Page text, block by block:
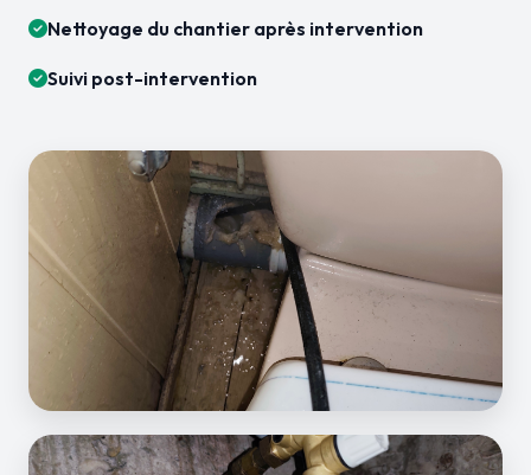
Nettoyage du chantier après intervention
Suivi post-intervention